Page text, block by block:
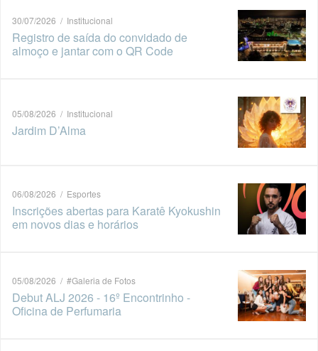
30/07/2026 / Institucional
Registro de saída do convidado de
almoço e jantar com o QR Code
05/08/2026 / Institucional
Jardim D’Alma
06/08/2026 / Esportes
Inscrições abertas para Karatê Kyokushin
em novos dias e horários
05/08/2026 / #Galeria de Fotos
Debut ALJ 2026 - 16º Encontrinho -
Oficina de Perfumaria